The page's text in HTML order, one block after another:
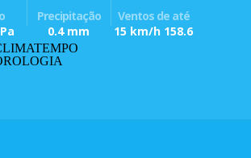
Precipitação
0.4 mm
Ventos de até
15 km/h 158.6